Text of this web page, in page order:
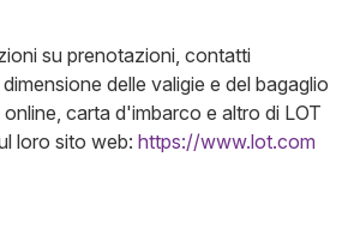
su prenotazioni, contatti
delle valigie e del bagaglio
carta d'imbarco e altro di LOT
loro sito web: https://www.lot.com